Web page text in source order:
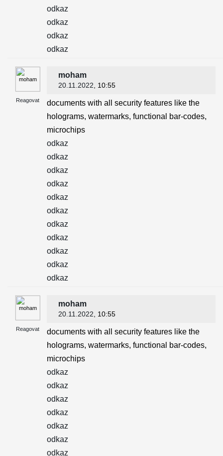
odkaz
odkaz
odkaz
odkaz
Reagovat
moham
20.11.2022 , 10:55
documents with all security features like the
holograms, watermarks, functional bar-codes,
microchips
odkaz
odkaz
odkaz
odkaz
odkaz
odkaz
odkaz
odkaz
odkaz
odkaz
odkaz
Reagovat
moham
20.11.2022 , 10:55
documents with all security features like the
holograms, watermarks, functional bar-codes,
microchips
odkaz
odkaz
odkaz
odkaz
odkaz
odkaz
odkaz